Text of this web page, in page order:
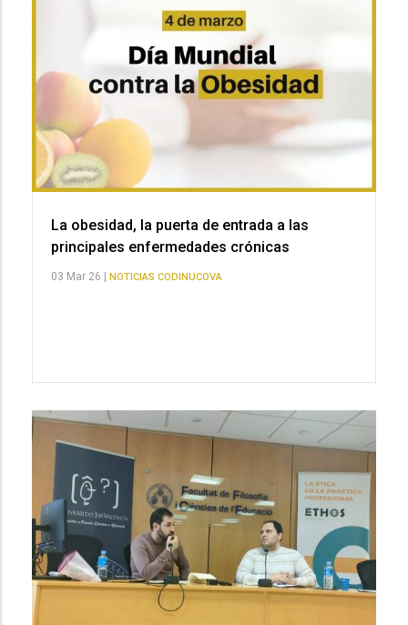
La obesidad, la puerta de entrada a las
principales enfermedades crónicas
03 Mar 26 | NOTICIAS CODINUCOVA